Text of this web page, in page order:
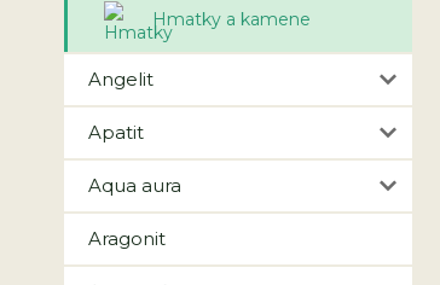
Hmatky a kamene
Angelit
Apatit
Aqua aura
Aragonit